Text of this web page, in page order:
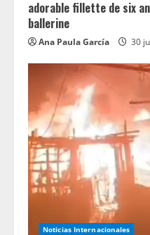
adorable fillette de six
ballerine
Ana Paula García 30
Noticias Internacionales